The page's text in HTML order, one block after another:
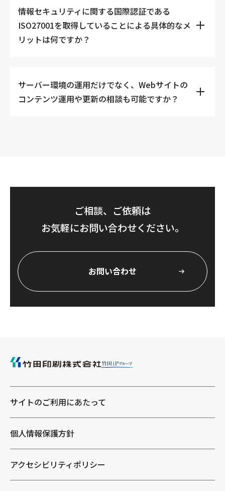
おり、手間なくスムーズにサービスを切り替えることが可
情報セキュリティに関する国際認証である
ISO27001を取得していることによる具体的なメ
リットは何ですか？
ISO27001を取得している最大のメリットは、情報セキュ
リティ管理体制が国際的な基準を満たしていることが客観
的に証明されている点です。これにより、お客さまのデー
得られます。お客さまの社会的信用と事業継続を支える強
固な基盤となります。
サーバー環境の運用だけでなく、Webサイトの
コンテンツ運用や更新の相談も可能ですか？
運用保守サービスも提供しています。竹田印刷の強みであ
る「一元管理サポート」の一環として、お客さまがサーバ
ご相談、ご依頼は
お気軽にお問い合わせください。
お問い合わせ
サイトのご利用にあたって
個人情報保護方針
アクセシビリティポリシー